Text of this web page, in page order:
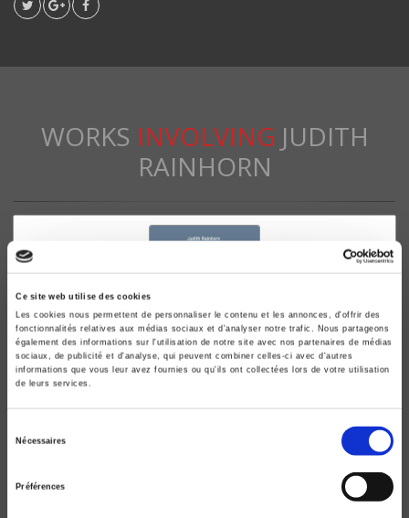
Ce site web utilise des cookies
Les cookies nous permettent de personnaliser le contenu et les annonces, d'offrir des
fonctionnalités relatives aux médias sociaux et d'analyser notre trafic. Nous partageons
également des informations sur l'utilisation de notre site avec nos partenaires de médias
sociaux, de publicité et d'analyse, qui peuvent combiner celles-ci avec d'autres
informations que vous leur avez fournies ou qu'ils ont collectées lors de votre utilisation
de leurs services.
Nécessaires
Préférences
WORKS INVOLVING JUDITH
RAINHORN
Histoire d'un poison légal